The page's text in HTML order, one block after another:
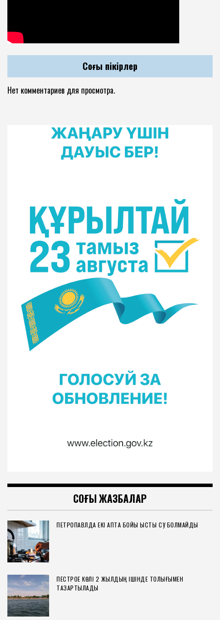
Соңғы пікірлер
Нет комментариев для просмотра.
СОҢҒЫ ЖАЗБАЛАР
ПЕТРОПАВЛДА ЕКІ АПТА БОЙЫ ЫСТЫҚ СУ БОЛМАЙДЫ
ПЕСТРОЕ КӨЛІ 2 ЖЫЛДЫҢ ІШІНДЕ ТОЛЫҒЫМЕН
ТАЗАРТЫЛАДЫ